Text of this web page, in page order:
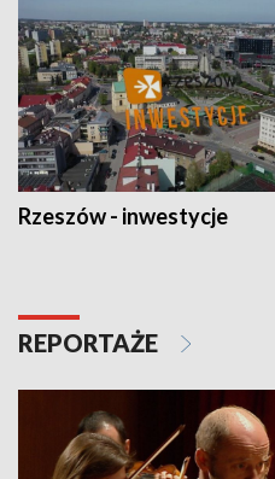
Rzeszów - inwestycje
REPORTAŻE